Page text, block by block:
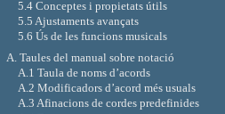
5.4 Conceptes i propietats útils
5.5 Ajustaments avançats
5.6 Ús de les funcions musicals
A. Taules del manual sobre notació
A.1 Taula de noms d’acords
A.2 Modificadors d’acord més usuals
A.3 Afinacions de cordes predefinides